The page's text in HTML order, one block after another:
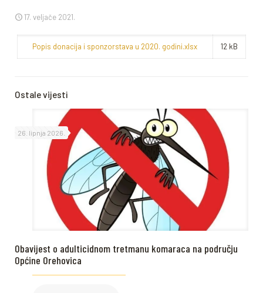
17. veljače 2021.
Popis donacija i sponzorstava u 2020. godini.xlsx 12 kB
Ostale vijesti
26. lipnja 2026.
Obavijest o adulticidnom tretmanu komaraca na području
Općine Orehovica